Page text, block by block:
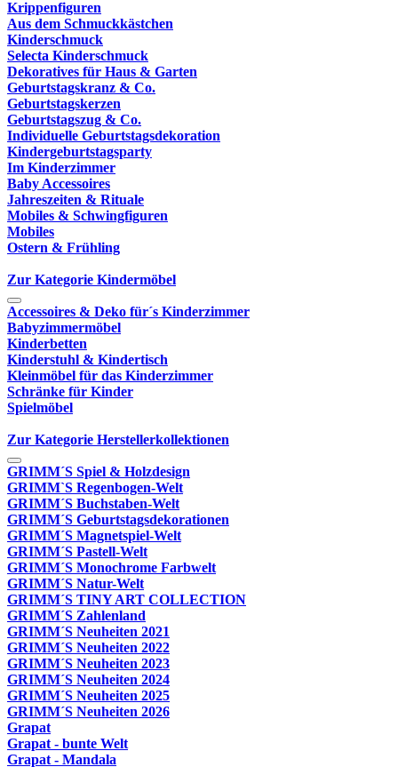
Krippenfiguren
Aus dem Schmuckkästchen
Kinderschmuck
Selecta Kinderschmuck
Dekoratives für Haus & Garten
Geburtstagskranz & Co.
Geburtstagskerzen
Geburtstagszug & Co.
Individuelle Geburtstagsdekoration
Kindergeburtstagsparty
Im Kinderzimmer
Baby Accessoires
Jahreszeiten & Rituale
Mobiles & Schwingfiguren
Mobiles
Ostern & Frühling
Zur Kategorie Kindermöbel
Accessoires & Deko für´s Kinderzimmer
Babyzimmermöbel
Kinderbetten
Kinderstuhl & Kindertisch
Kleinmöbel für das Kinderzimmer
Schränke für Kinder
Spielmöbel
Zur Kategorie Herstellerkollektionen
GRIMM´S Spiel & Holzdesign
GRIMM`S Regenbogen-Welt
GRIMM´S Buchstaben-Welt
GRIMM´S Geburtstagsdekorationen
GRIMM´S Magnetspiel-Welt
GRIMM´S Pastell-Welt
GRIMM´S Monochrome Farbwelt
GRIMM´S Natur-Welt
GRIMM´S TINY ART COLLECTION
GRIMM´S Zahlenland
GRIMM´S Neuheiten 2021
GRIMM´S Neuheiten 2022
GRIMM´S Neuheiten 2023
GRIMM´S Neuheiten 2024
GRIMM´S Neuheiten 2025
GRIMM´S Neuheiten 2026
Grapat
Grapat - bunte Welt
Grapat - Mandala